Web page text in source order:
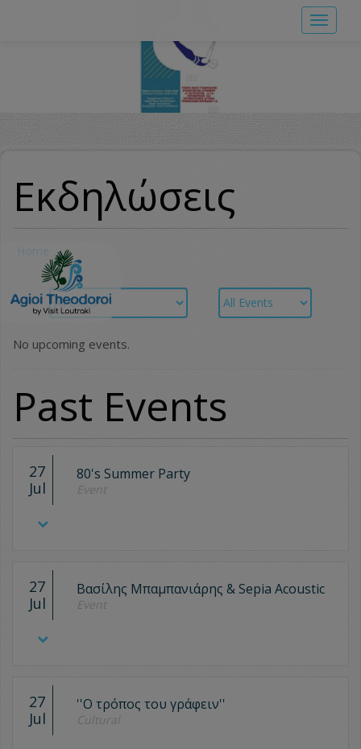
Toggle
Εκδηλώσεις
Home
No upcoming events.
Past Events
27
Jul
80's Summer Party
Event
27
Jul
Βασίλης Μπαμπανιάρης & Sepia Acoustic
Event
27
Jul
''O τρόπος του γράφειν''
Cultural